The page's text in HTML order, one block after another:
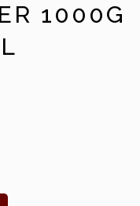
1000G